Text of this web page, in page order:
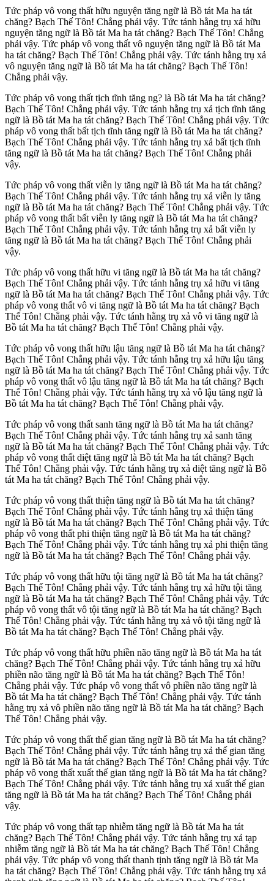
Tức pháp vô vong thất hữu nguyện tăng ngữ là Bồ tát Ma ha tát
chăng? Bạch Thế Tôn! Chẳng phải vậy. Tức tánh hằng trụ xả hữu
nguyện tăng ngữ là Bồ tát Ma ha tát chăng? Bạch Thế Tôn! Chẳng
phải vậy. Tức pháp vô vong thất vô nguyện tăng ngữ là Bồ tát Ma
ha tát chăng? Bạch Thế Tôn! Chẳng phải vậy. Tức tánh hằng trụ xả
vô nguyện tăng ngữ là Bồ tát Ma ha tát chăng? Bạch Thế Tôn!
Chẳng phải vậy.
Tức pháp vô vong thất tịch tĩnh tăng ng? là Bồ tát Ma ha tát chăng?
Bạch Thế Tôn! Chẳng phải vậy. Tức tánh hằng trụ xả tịch tĩnh tăng
ngữ là Bồ tát Ma ha tát chăng? Bạch Thế Tôn! Chẳng phải vậy. Tức
pháp vô vong thất bất tịch tĩnh tăng ngữ là Bồ tát Ma ha tát chăng?
Bạch Thế Tôn! Chẳng phải vậy. Tức tánh hằng trụ xả bất tịch tĩnh
tăng ngữ là Bồ tát Ma ha tát chăng? Bạch Thế Tôn! Chẳng phải
vậy.
Tức pháp vô vong thất viễn ly tăng ngữ là Bồ tát Ma ha tát chăng?
Bạch Thế Tôn! Chẳng phải vậy. Tức tánh hằng trụ xả viễn ly tăng
ngữ là Bồ tát Ma ha tát chăng? Bạch Thế Tôn! Chẳng phải vậy. Tức
pháp vô vong thất bất viễn ly tăng ngữ là Bồ tát Ma ha tát chăng?
Bạch Thế Tôn! Chẳng phải vậy. Tức tánh hằng trụ xả bất viễn ly
tăng ngữ là Bồ tát Ma ha tát chăng? Bạch Thế Tôn! Chẳng phải
vậy.
Tức pháp vô vong thất hữu vi tăng ngữ là Bồ tát Ma ha tát chăng?
Bạch Thế Tôn! Chẳng phải vậy. Tức tánh hằng trụ xả hữu vi tăng
ngữ là Bồ tát Ma ha tát chăng? Bạch Thế Tôn! Chẳng phải vậy. Tức
pháp vô vong thất vô vi tăng ngữ là Bồ tát Ma ha tát chăng? Bạch
Thế Tôn! Chẳng phải vậy. Tức tánh hằng trụ xả vô vi tăng ngữ là
Bồ tát Ma ha tát chăng? Bạch Thế Tôn! Chẳng phải vậy.
Tức pháp vô vong thất hữu lậu tăng ngữ là Bồ tát Ma ha tát chăng?
Bạch Thế Tôn! Chẳng phải vậy. Tức tánh hằng trụ xả hữu lậu tăng
ngữ là Bồ tát Ma ha tát chăng? Bạch Thế Tôn! Chẳng phải vậy. Tức
pháp vô vong thất vô lậu tăng ngữ là Bồ tát Ma ha tát chăng? Bạch
Thế Tôn! Chẳng phải vậy. Tức tánh hằng trụ xả vô lậu tăng ngữ là
Bồ tát Ma ha tát chăng? Bạch Thế Tôn! Chẳng phải vậy.
Tức pháp vô vong thất sanh tăng ngữ là Bồ tát Ma ha tát chăng?
Bạch Thế Tôn! Chẳng phải vậy. Tức tánh hằng trụ xả sanh tăng
ngữ là Bồ tát Ma ha tát chăng? Bạch Thế Tôn! Chẳng phải vậy. Tức
pháp vô vong thất diệt tăng ngữ là Bồ tát Ma ha tát chăng? Bạch
Thế Tôn! Chẳng phải vậy. Tức tánh hằng trụ xả diệt tăng ngữ là Bồ
tát Ma ha tát chăng? Bạch Thế Tôn! Chẳng phải vậy.
Tức pháp vô vong thất thiện tăng ngữ là Bồ tát Ma ha tát chăng?
Bạch Thế Tôn! Chẳng phải vậy. Tức tánh hằng trụ xả thiện tăng
ngữ là Bồ tát Ma ha tát chăng? Bạch Thế Tôn! Chẳng phải vậy. Tức
pháp vô vong thất phi thiện tăng ngữ là Bồ tát Ma ha tát chăng?
Bạch Thế Tôn! Chẳng phải vậy. Tức tánh hằng trụ xả phi thiện tăng
ngữ là Bồ tát Ma ha tát chăng? Bạch Thế Tôn! Chẳng phải vậy.
Tức pháp vô vong thất hữu tội tăng ngữ là Bồ tát Ma ha tát chăng?
Bạch Thế Tôn! Chẳng phải vậy. Tức tánh hằng trụ xả hữu tội tăng
ngữ là Bồ tát Ma ha tát chăng? Bạch Thế Tôn! Chẳng phải vậy. Tức
pháp vô vong thất vô tội tăng ngữ là Bồ tát Ma ha tát chăng? Bạch
Thế Tôn! Chẳng phải vậy. Tức tánh hằng trụ xả vô tội tăng ngữ là
Bồ tát Ma ha tát chăng? Bạch Thế Tôn! Chẳng phải vậy.
Tức pháp vô vong thất hữu phiền não tăng ngữ là Bồ tát Ma ha tát
chăng? Bạch Thế Tôn! Chẳng phải vậy. Tức tánh hằng trụ xả hữu
phiền não tăng ngữ là Bồ tát Ma ha tát chăng? Bạch Thế Tôn!
Chẳng phải vậy. Tức pháp vô vong thất vô phiền não tăng ngữ là
Bồ tát Ma ha tát chăng? Bạch Thế Tôn! Chẳng phải vậy. Tức tánh
hằng trụ xả vô phiền não tăng ngữ là Bồ tát Ma ha tát chăng? Bạch
Thế Tôn! Chẳng phải vậy.
Tức pháp vô vong thất thế gian tăng ngữ là Bồ tát Ma ha tát chăng?
Bạch Thế Tôn! Chẳng phải vậy. Tức tánh hằng trụ xả thế gian tăng
ngữ là Bồ tát Ma ha tát chăng? Bạch Thế Tôn! Chẳng phải vậy. Tức
pháp vô vong thất xuất thế gian tăng ngữ là Bồ tát Ma ha tát chăng?
Bạch Thế Tôn! Chẳng phải vậy. Tức tánh hằng trụ xả xuất thế gian
tăng ngữ là Bồ tát Ma ha tát chăng? Bạch Thế Tôn! Chẳng phải
vậy.
Tức pháp vô vong thất tạp nhiễm tăng ngữ là Bồ tát Ma ha tát
chăng? Bạch Thế Tôn! Chẳng phải vậy. Tức tánh hằng trụ xả tạp
nhiễm tăng ngữ là Bồ tát Ma ha tát chăng? Bạch Thế Tôn! Chẳng
phải vậy. Tức pháp vô vong thất thanh tịnh tăng ngữ là Bồ tát Ma
ha tát chăng? Bạch Thế Tôn! Chẳng phải vậy. Tức tánh hằng trụ xả